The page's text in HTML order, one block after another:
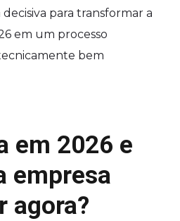
para transformar a
em um processo
bem
em 2026 e
empresa
agora?